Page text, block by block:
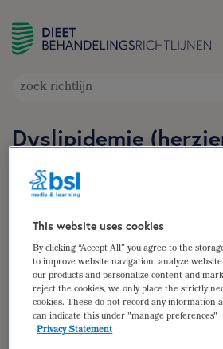
Dyslipidemie
hypercholesterolemie,
Auteur(s):Alie Toonstra MSc
Michelle Bisschops MSc,drs. Anna
samenvatting
(para)medische gegevens
This website uses cookies
By clicking “Accept All” you agree to the
to improve website navigation, analyze
our products and personalize content and
reject the cookies, we only place the strictly
cookies. These do not record any information
can indicate this under "manage preferences"
Privacy Statement